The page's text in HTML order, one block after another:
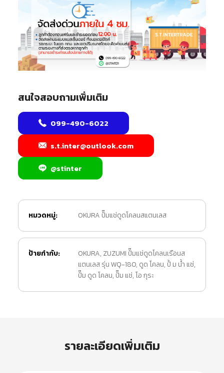
สนใจสอบถามเพิ่มเติม
099-490-6022
s.t.inter@outlook.com
@stinter
หมวดหมู่: OKURA ปั๊มแช่ดูดโคลนสแตนเลส
ป้ายกำกับ: OKURA, ZUZUMI ปั๊มแช่ดูดโคลนเรือนส
แตนเลส รุ่น WQ-180, ดูด โคลน, ปั้ ม น้ำ แช่,
ปั๊ม ดูด โคลน, ปั๊ม แช่,โอ กุระ
รายละเอียดเพิ่มเติม